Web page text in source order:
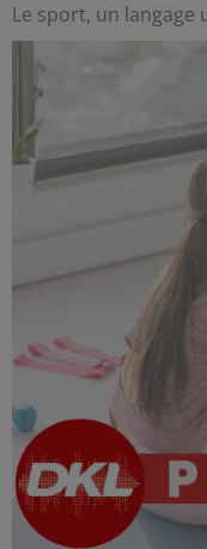
Le sport, un langage